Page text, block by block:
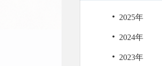
· 2025年
· 2024年
· 2023年